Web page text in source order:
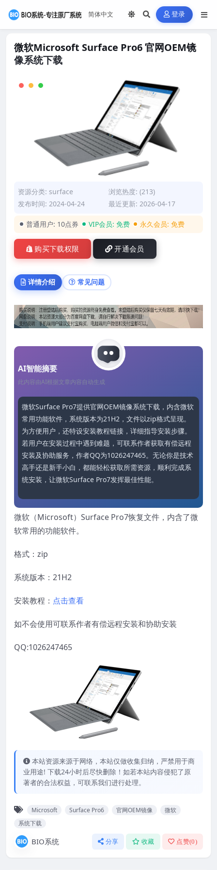
登录
微软Microsoft Surface Pro6 官网OEM镜
像系统下载
资源分类: surface
浏览热度: (213)
发布时间: 2024-04-24
最近更新: 2026-04-17
普通用户: 10点券 VIP会员: 免费 永久会员: 免费
购买下载权限 开通会员
详情介绍 常见问题
AI智能摘要
此内容由AI根据文章内容自动生成
微软Surface Pro7提供官网OEM镜像系统下载，内含微软
常用功能软件，系统版本为21H2，文件以zip格式呈现。
为方便用户，还特设安装教程链接，详细指导安装步骤。
若用户在安装过程中遇到难题，可联系作者获取有偿远程
安装及协助服务，作者QQ为1026247465。无论你是技术
高手还是新手小白，都能轻松获取所需资源，顺利完成系
统安装，让微软Surface Pro7发挥最佳性能。
微软（Microsoft）Surface Pro7恢复文件，内含了微
软常用的功能软件。
格式：zip
系统版本：21H2
安装教程： 点击查看
如不会使用可联系作者有偿远程安装和协助安装
QQ:1026247465
本站资源来源于网络，本站仅做收集归纳，严禁用于商
业用途! 下载24小时后尽快删除！如若本站内容侵犯了原
著者的合法权益，可联系我们进行处理。
Microsoft Surface Pro6 官网OEM镜像
微软
系统下载
BIO系统 分享 收藏 点赞(0)